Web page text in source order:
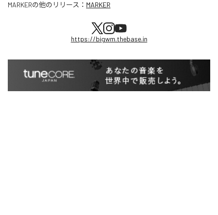
MARKERの他のリリース： MARKER
https://bigwm.thebase.in